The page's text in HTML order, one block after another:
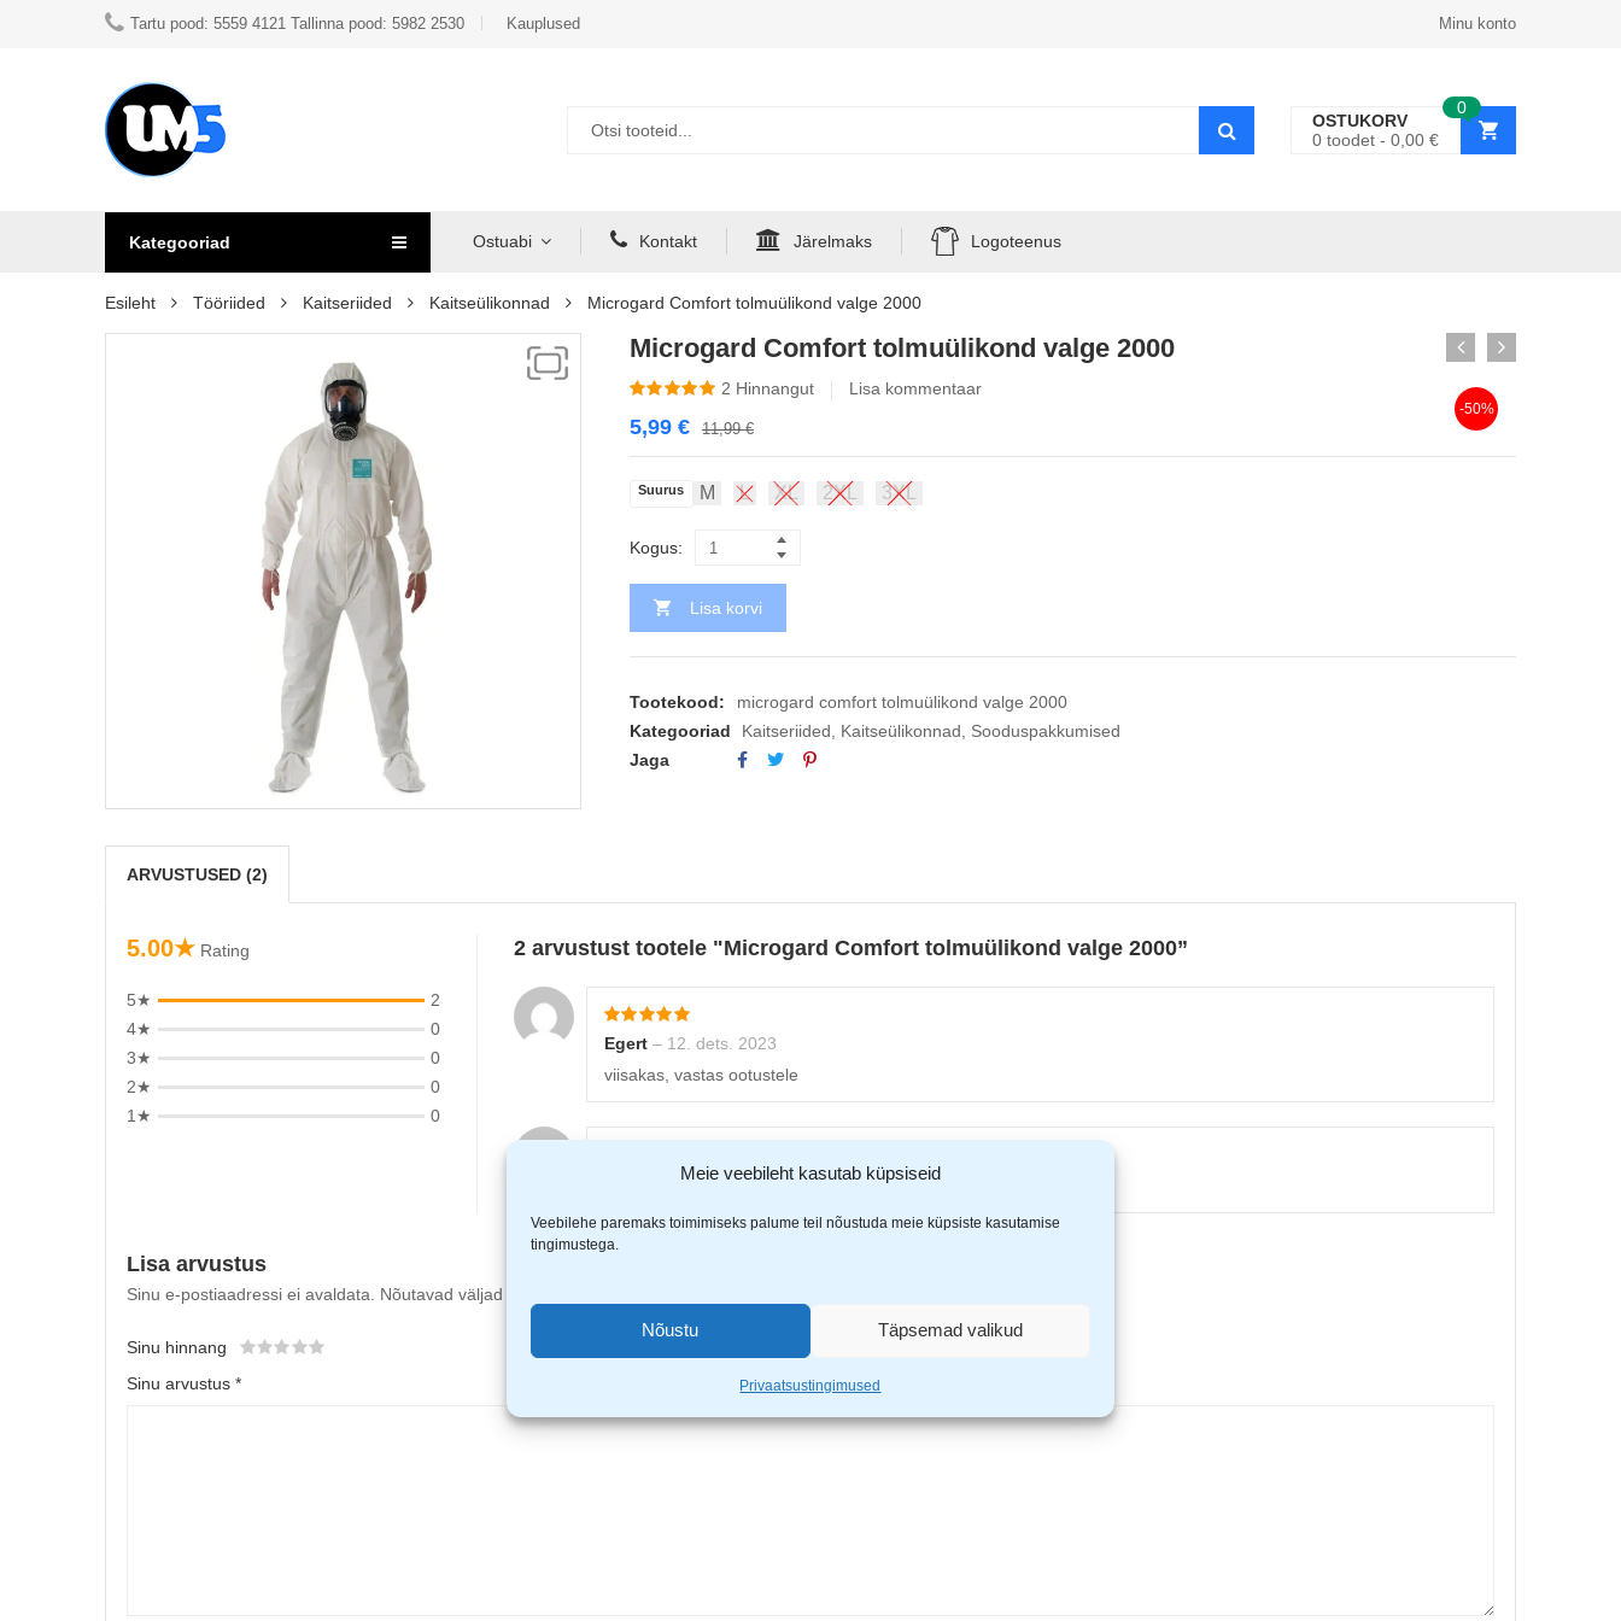
Meie veebileht kasutab küpsiseid
Veebilehe paremaks toimimiseks palume teil nõustuda meie küpsiste kasutamise
tingimustega.
Nõustu Täpsemad valikud
Privaatsustingimused
Tartu pood: 5559 4121 Tallinna pood: 5982 2530 Kauplused Minu konto
0
OSTUKORV
0 toodet 0,00 €
Kategooriad Ostuabi Kontakt Järelmaks Logoteenus
Esileht Tööriided Kaitseriided Kaitseülikonnad Microgard Comfort tolmuülikond valge 2000
Microgard Comfort tolmuülikond valge 2000
2 Hinnangut Lisa kommentaar
11,99€
5,99 €
-50%
Suurus M L XL 2XL 3XL
Kogus:
Lisa korvi
Tootekood:
microgard comfort tolmuülikond valge 2000
Kategooriad
Kaitseriided, Kaitseülikonnad, Sooduspakkumised
Jaga
ARVUSTUSED (2)
5.00★ Rating
5★
2
4★
0
3★
0
2★
0
1★
0
2 arvustust tootele Microgard Comfort tolmuülikond valge 2000
Egert – 12. dets. 2023
viisakas, vastas ootustele
15. apr 2024
Lisa arvustus
Sinu e-postiaadressi ei avaldata. Nõutavad väljad on tähistatud
Sinu hinnang
Sinu arvustus *